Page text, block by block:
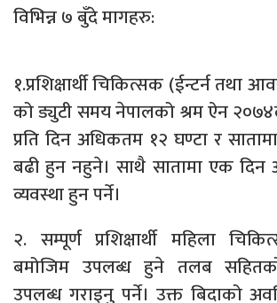
विभिन्न ७ बुँदे मागहरु:
१.प्रशिक्षार्थी चिकित्सक (ईन्टर्न तथा
को ड्युटी समय नेपालको श्रम ऐन
प्रति दिन अधिकतम १२ घण्टा र
बढी हुन नहुने। साथै सातामा एक दिन
व्यवस्था हुन पर्ने।
२. सम्पूर्ण प्रशिक्षार्थी महिला
बमोजिम उपलब्ध हुने तलब
उपलब्ध गराइनु पर्ने। उक्त बिदाको